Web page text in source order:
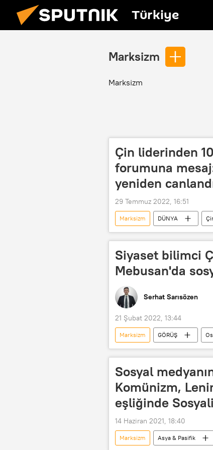
Türkiye
Marksizm
Marksizm
Çin liderinden
forumuna
yeniden
29 Temmuz 2022, 16:51
Marksizm DÜNYA
Dünya
Çin Komünist
Siyaset bilimci
Mebusan'da
Serhat Sarısözen
21 Şubat 2022, 13:44
Marksizm GÖRÜŞ
Sosyal
Komünizm,
eşliğinde
14 Haziran 2021, 18:40
Marksizm Asya & Pasifik